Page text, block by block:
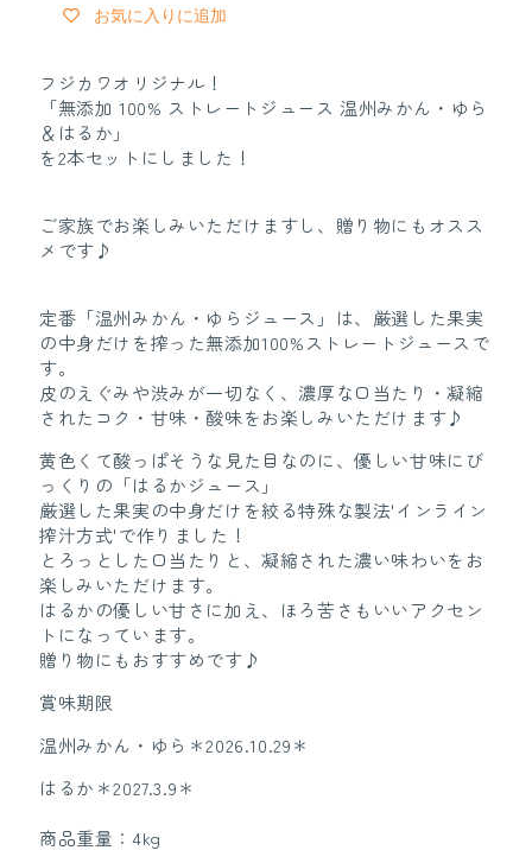
お気に入りに追加
フジカワオリジナル！
「無添加 100% ストレートジュース 温州みかん・ゆら
＆はるか」
を2本セットにしました！
ご家族でお楽しみいただけますし、贈り物にもオスス
メです♪
定番「温州みかん・ゆらジュース」は、 厳選した果実
の中身だけを搾った無添加100%ストレートジュースで
す。
皮のえぐみや渋みが一切なく、濃厚な口当たり・凝縮
されたコク・甘味・酸味をお楽しみいただけます♪
黄色くて酸っぱそうな見た目なのに、優しい甘味にび
っくりの「はるかジュース」
厳選した果実の中身だけを絞る特殊な製法'インライン
搾汁方式'で作りました！
とろっとした口当たりと、凝縮された濃い味わいをお
楽しみいただけます。
はるかの優しい甘さに加え、ほろ苦さもいいアクセン
トになっています。
贈り物にもおすすめです♪
賞味期限
温州みかん・ゆら＊2026.10.29＊
はるか＊2027.3.9＊
商品重量：4kg